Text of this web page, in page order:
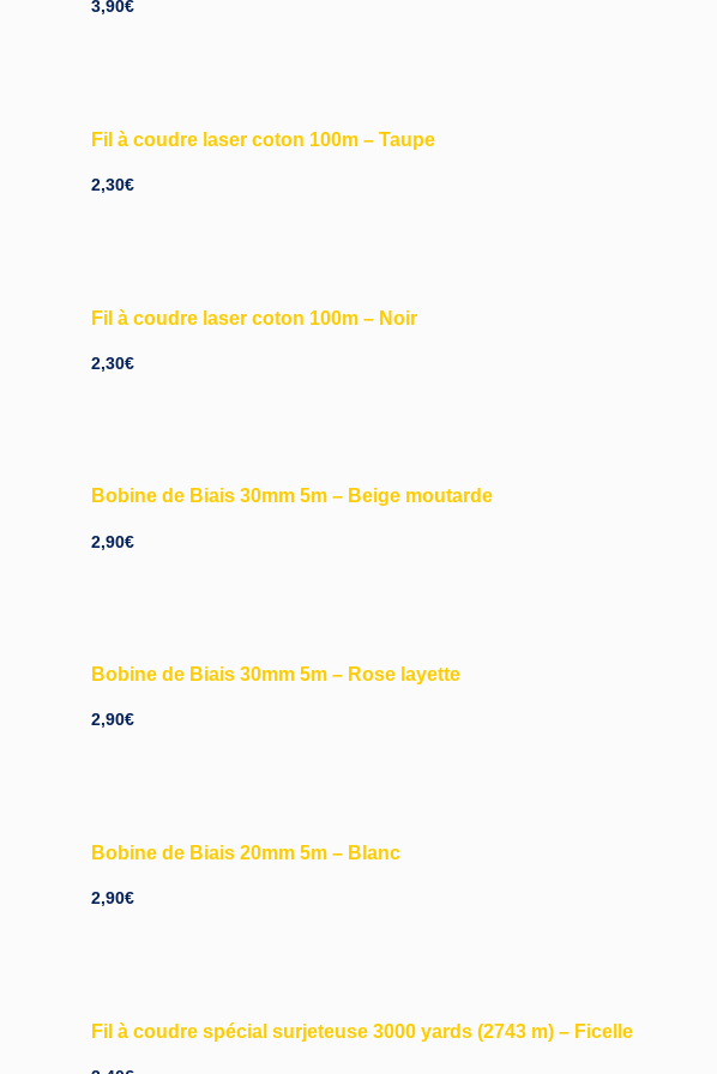
3,90€
Fil à coudre laser coton 100m – Taupe
2,30€
Fil à coudre laser coton 100m – Noir
2,30€
Bobine de Biais 30mm 5m – Beige moutarde
2,90€
Bobine de Biais 30mm 5m – Rose layette
2,90€
Bobine de Biais 20mm 5m – Blanc
2,90€
Fil à coudre spécial surjeteuse 3000 yards (2743 m) – Ficelle